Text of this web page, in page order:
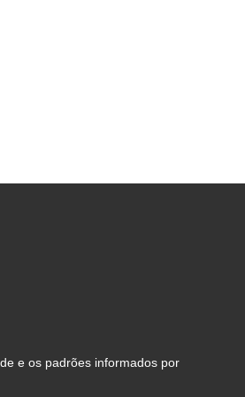
e os padrões informados por